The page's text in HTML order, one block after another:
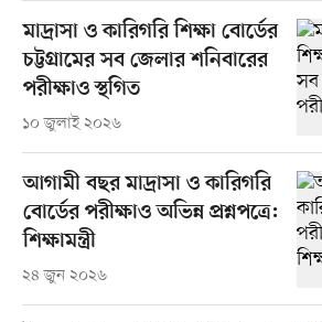
মাদ্রাসা ও কারিগরি শিক্ষা বোর্ডের
চট্টগ্রামের সব জেলার শনিবারের
পরীক্ষাও স্থগিত
১০ জুলাই ২০২৬
আগামী বছর মাদ্রাসা ও কারিগরি
বোর্ডের পরীক্ষাও অভিন্ন প্রশ্নপত্রে:
শিক্ষামন্ত্রী
২৪ জুন ২০২৬